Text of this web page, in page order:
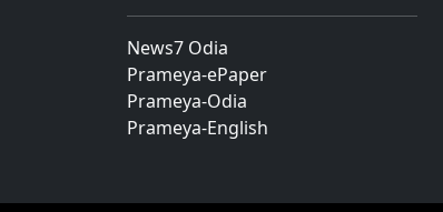
News7 Odia
Prameya-ePaper
Prameya-Odia
Prameya-English